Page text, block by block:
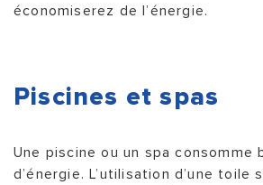
économiserez de l’énergie.
Piscines et spas
Une piscine ou un spa consomme
d’énergie. L’utilisation d’une toile